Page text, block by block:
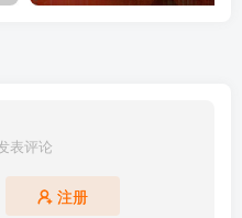
表评论
注册